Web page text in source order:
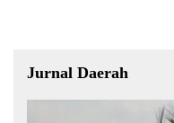
Jurnal Daerah